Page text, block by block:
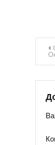
по